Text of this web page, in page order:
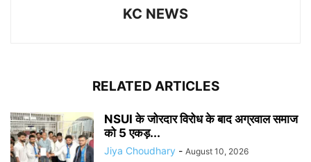
KC NEWS
RELATED ARTICLES
NSUI के जोरदार विरोध के बाद अग्रवाल समाज
को 5 एकड़...
Jiya Choudhary - August 10, 2026